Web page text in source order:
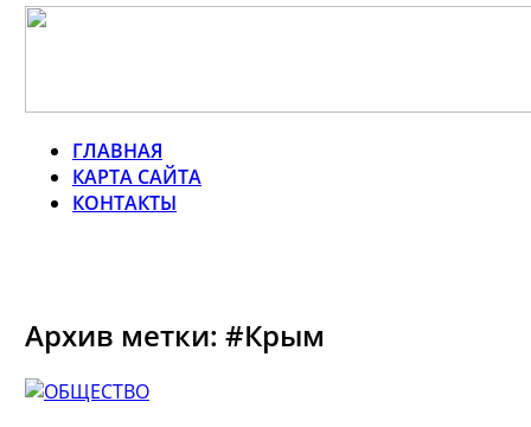
ГЛАВНАЯ
КАРТА САЙТА
КОНТАКТЫ
Архив метки: #Крым